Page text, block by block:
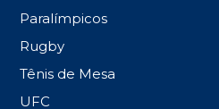
Paralímpicos
Rugby
Tênis de Mesa
UFC